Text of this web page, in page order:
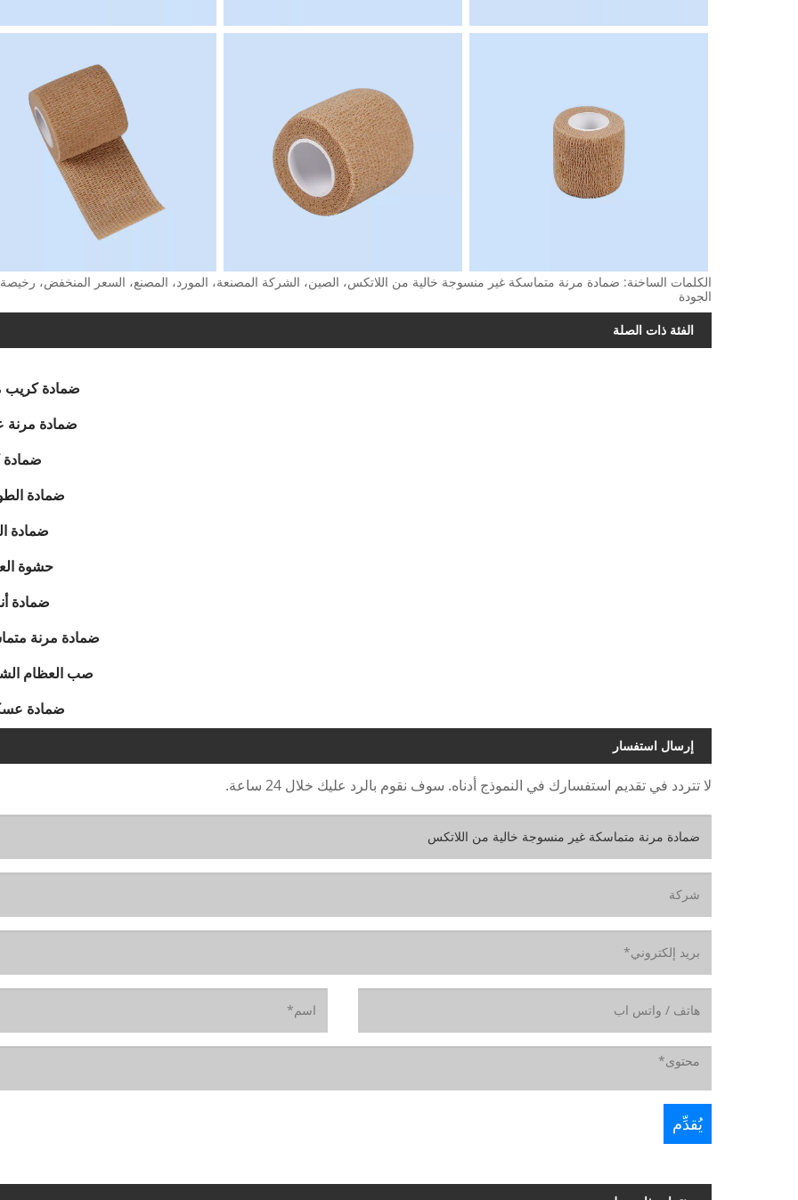
الكلمات الساخنة: ضمادة مرنة متماسكة غير منسوجة خالية من اللاتكس، الصين، الشركة المصنعة، المورد، المصنع، السعر المنخفض،
الجودة
الفئة ذات الصلة
ضمادة كريب
ضمادة مرنة
ضمادة PBT
ضمادة
ضمادة
حشوة
ضمادة
ضمادة مرنة
صب العظام
ضمادة
إرسال استفسار
لا تتردد في تقديم استفسارك في النموذج أدناه. سوف نقوم بالرد عليك خلال 24 ساعة.